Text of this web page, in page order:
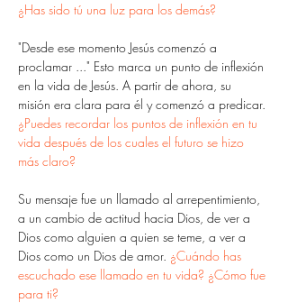
¿Has sido tú una luz para los demás?
"Desde ese momento Jesús comenzó a
proclamar ..." Esto marca un punto de inflexión
en la vida de Jesús. A partir de ahora, su
misión era clara para él y comenzó a predicar.
¿Puedes recordar los puntos de inflexión en tu
vida después de los cuales el futuro se hizo
más claro?
Su mensaje fue un llamado al arrepentimiento,
a un cambio de actitud hacia Dios, de ver a
Dios como alguien a quien se teme, a ver a
Dios como un Dios de amor. ¿Cuándo has
escuchado ese llamado en tu vida? ¿Cómo fue
para ti?